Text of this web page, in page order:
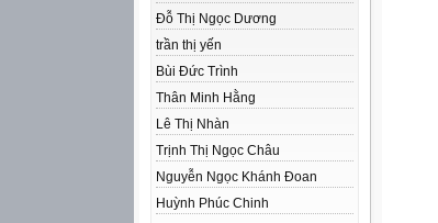
Đỗ Thị Ngọc Dương
trần thị yến
Bùi Đức Trình
Thân Minh Hằng
Lê Thị Nhàn
Trịnh Thị Ngọc Châu
Nguyễn Ngọc Khánh Đoan
Huỳnh Phúc Chinh